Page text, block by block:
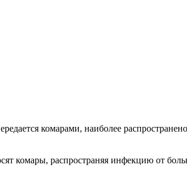
комарами, наиболее
комары, распространяя инфекцию от